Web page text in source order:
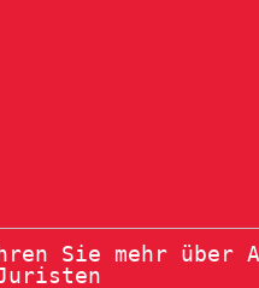
Sie mehr über